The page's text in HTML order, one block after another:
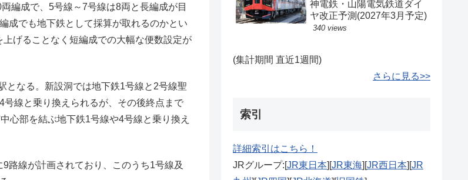
編成で、5号線～7号線は8両と長編成が目
成でも地下鉄として採算が取れるのかとい
げることなく短編成での大幅な便数設定が
となる。新設洞では地下鉄1号線と2号線聖
線と乗り換えられるが、その後終点まで
心部を結ぶ地下鉄1号線や4号線と乗り換え
路線が計画されており、このうち1号線及
神電鉄・山陽電気鉄道ダイ
ヤ改正予測(2027年3月予定)
340 views
(集計期間 直近1週間)
さらに見る>>
索引
詳細索引はこちら！
JRグループ:[ JR東日本 JR東海 JR西日本 JR